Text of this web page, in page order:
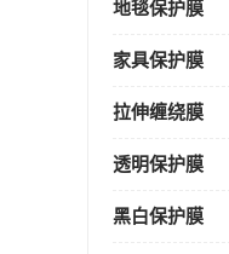
地毯保护膜
家具保护膜
拉伸缠绕膜
透明保护膜
黑白保护膜